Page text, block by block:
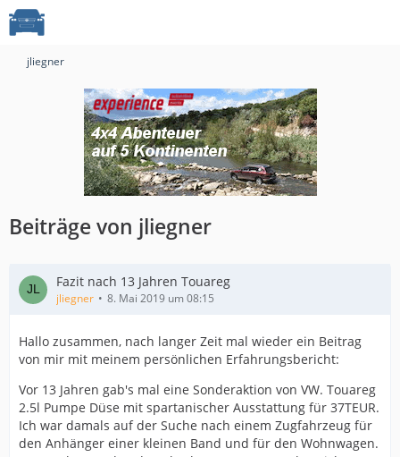
jliegner
Beiträge von jliegner
Fazit nach 13 Jahren Touareg
jliegner 8. Mai 2019 um 08:15
Hallo zusammen, nach langer Zeit mal wieder ein Beitrag
von mir mit meinem persönlichen Erfahrungsbericht:
Vor 13 Jahren gab's mal eine Sonderaktion von VW. Touareg
2.5l Pumpe Düse mit spartanischer Ausstattung für 37TEUR.
Ich war damals auf der Suche nach einem Zugfahrzeug für
den Anhänger einer kleinen Band und für den Wohnwagen.